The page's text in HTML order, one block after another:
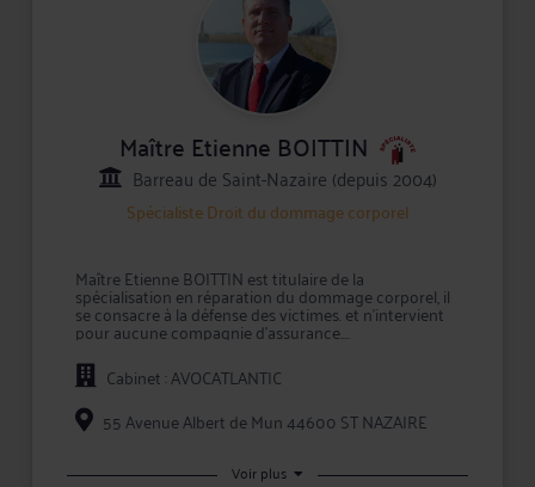
Maître Etienne BOITTIN
Barreau de Saint-Nazaire (depuis 2004)
SpécialisteDroit du dommage corporel
Maître Etienne BOITTIN est titulaire de la
spécialisation en réparation du dommage corporel, il
se consacre à la défense des victimes. et n'intervient
pour aucune compagnie d'assurance.
Le premier rendez-vous ne donne pas lieu à
facturation.
Cabinet : AVOCATLANTIC
55 Avenue Albert de Mun 44600 ST NAZAIRE
Voir plus